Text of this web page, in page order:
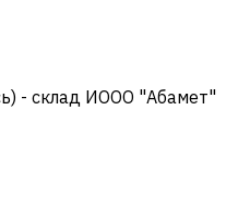
- склад ИООО "Абамет"